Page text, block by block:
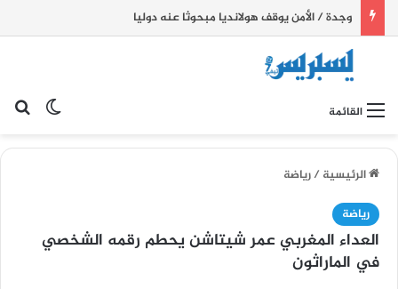
وجدة / الأمن يوقف هولانديا مبحوثا عنه دوليا
القائمة
الرئيسية/رياضة
رياضة
العداء المغربي عمر شيتاشن يحطم رقمه الشخصي
في الماراثون